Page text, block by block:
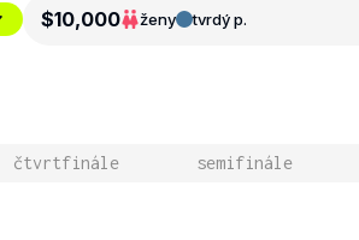
$10,000 ženy tvrdý p.
čtvrtfinále semifinále